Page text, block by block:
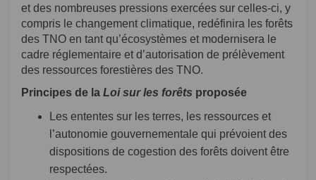
et des nombreuses pressions exercées sur celles-ci, y
compris le changement climatique, redéfinira les forêts
des TNO en tant qu’écosystèmes et modernisera le
cadre réglementaire et d’autorisation de prélèvement
des ressources forestières des TNO.
Principes de la Loi sur les forêts proposée
Les ententes sur les terres, les ressources et
l’autonomie gouvernementale qui prévoient des
dispositions de cogestion des forêts doivent être
respectées.